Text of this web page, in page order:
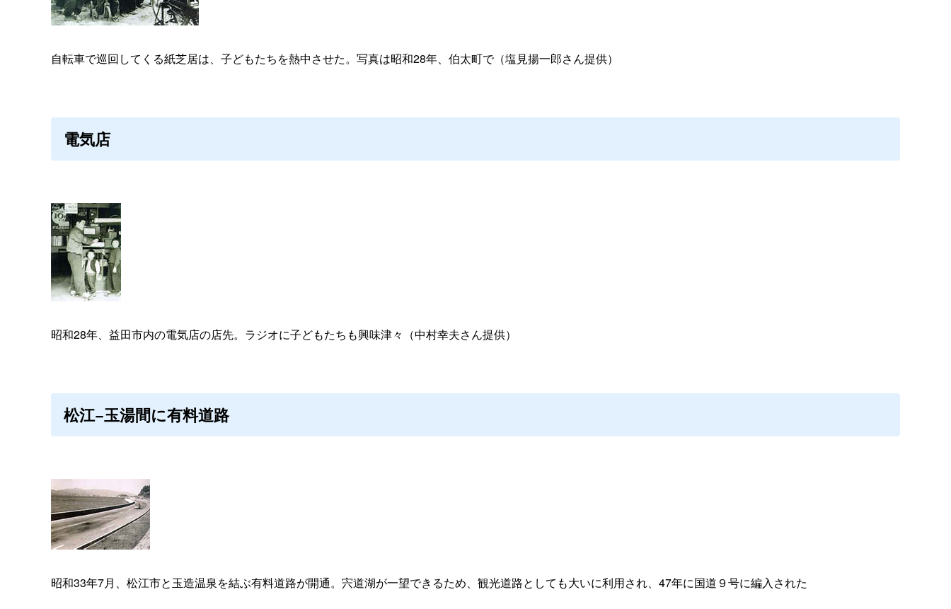
自転車で巡回してくる紙芝居は、子どもたちを熱中させた。写真は昭和28年、伯太町で（塩見揚一郎さん提供）
電気店
昭和28年、益田市内の電気店の店先。ラジオに子どもたちも興味津々（中村幸夫さん提供）
松江−玉湯間に有料道路
昭和33年7月、松江市と玉造温泉を結ぶ有料道路が開通。宍道湖が一望できるため、観光道路としても大いに利用され、47年に国道９号に編入された